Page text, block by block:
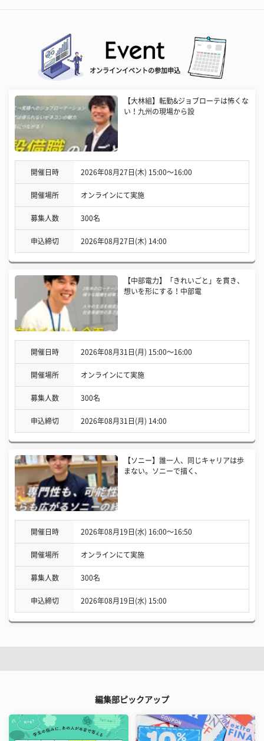
オンラインイベントの参加申込
【大林組】転勤&ジョブローテは怖くな
い！九州の現場から設
開催日時 2026年08月27日(木) 15:00〜16:00
開催場所 オンラインにて実施
募集人数 300名
申込締切 2026年08月27日(木) 14:00
【中部電力】「きれいごと」を貫き、
想いを形にする！中部電
開催日時 2026年08月31日(月) 15:00〜16:00
開催場所 オンラインにて実施
募集人数 300名
申込締切 2026年08月31日(月) 14:00
【ソニー】誰一人、同じキャリアは歩
まない。ソニーで描く、
開催日時 2026年08月19日(水) 16:00〜16:50
開催場所 オンラインにて実施
募集人数 300名
申込締切 2026年08月19日(水) 15:00
編集部ピックアップ